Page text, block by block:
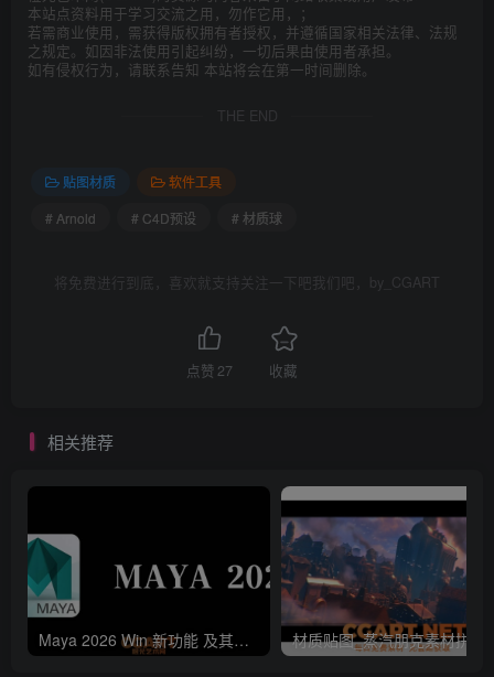
本站点资料用于学习交流之用，勿作它用，；
若需商业使用，需获得版权拥有者授权，并遵循国家相关法律、法规
之规定。如因非法使用引起纠纷，一切后果由使用者承担。
如有侵权行为，请联系告知 本站将会在第一时间删除。
THE END
贴图材质
软件工具
# Arnold
# C4D预设 # 材质球
将免费进行到底，喜欢就支持关注一下吧我们吧，by_CGART
点赞 27 收藏
相关推荐
Maya 2026 Win 新功能 及其下载安装包